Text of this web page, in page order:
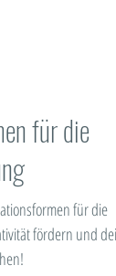
für die